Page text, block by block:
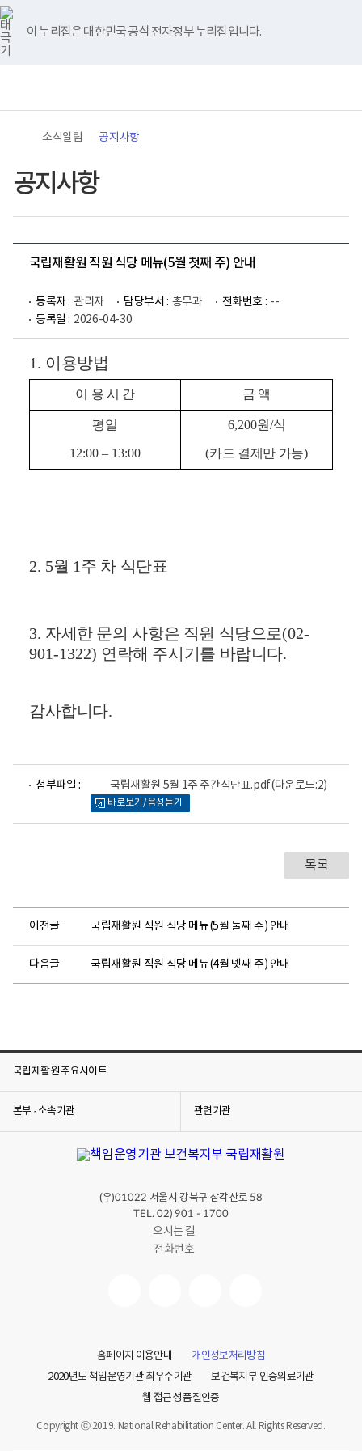
바
로
가
기
메
이 누리집은 대한민국 공식 전자정부 누리집입니다.
너
비
767px
이
하
영
검
메
홈
소식알림 공지사항
공지사항
국립재활원 직원 식당 메뉴(5월 첫째 주) 안내
등록자 : 관리자 담당부서 : 총무과 전화번호 : --
등록일 : 2026-04-30
1. 이용방법
이 용 시 간 금 액
평일
12:00 – 13:00
6,200원/식
(카드 결제만 가능)
2. 5월 1주 차 식단표
3. 자세한 문의 사항은 직원 식당으로(02-
901-1322) 연락해 주시기를 바랍니다.
감사합니다.
첨부파일 : 국립재활원 5월 1주 주간식단표.pdf(다운로드:2)
어
바로보기/음성듣기
목록
이전글 국립재활원 직원 식당 메뉴(5월 둘째 주) 안내
다음글 국립재활원 직원 식당 메뉴(4월 넷째 주) 안내
국립재활원 주요사이트
본부 · 소속기관 관련기관
(우)01022 서울시 강북구 삼각산로 58
TEL. 02) 901 - 1700
오시는 길
전화번호
유
튜
브
블
로
그
인
스
타
그
램
페
이
스
북
홈페이지 이용안내
개인정보처리방침
2020년도 책임운영기관 최우수기관
보건복지부 인증의료기관
웹 접근성 품질인증
Copyright ⓒ 2019. National Rehabilitation Center. All Rights Reserved.